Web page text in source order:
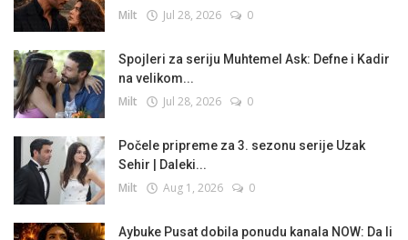
Milt Jul 28, 2026 0
Spojleri za seriju Muhtemel Ask: Defne i Kadir
na velikom...
Milt Jul 28, 2026 0
Počele pripreme za 3. sezonu serije Uzak
Sehir | Daleki...
Milt Aug 1, 2026 0
Aybuke Pusat dobila ponudu kanala NOW: Da li